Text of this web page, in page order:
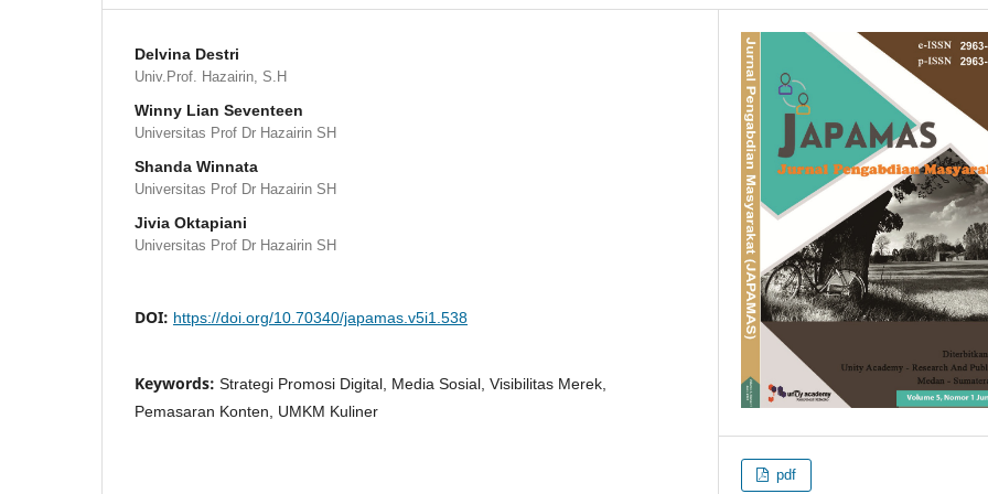
Delvina Destri
Univ.Prof. Hazairin, S.H
Winny Lian Seventeen
Universitas Prof Dr Hazairin SH
Shanda Winnata
Universitas Prof Dr Hazairin SH
Jivia Oktapiani
Universitas Prof Dr Hazairin SH
DOI: https://doi.org/10.70340/japamas.v5i1.538
Keywords: Strategi Promosi Digital, Media Sosial, Visibilitas Merek,
Pemasaran Konten, UMKM Kuliner
pdf